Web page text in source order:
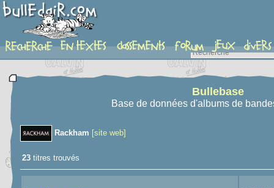
recherche
Bullebase
Base de données d'albums de
Rackham [site web]
23 titres trouvés